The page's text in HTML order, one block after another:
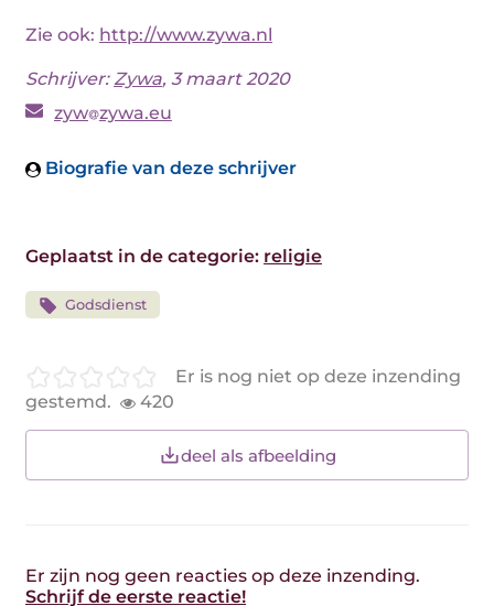
Zie ook: http://www.zywa.nl
Schrijver:Zywa, 3 maart 2020
zyw zywa.eu
Biografie van deze schrijver
Geplaatst in de categorie: religie
Godsdienst
Er is nog niet op deze inzending
gestemd.
420
deel als afbeelding
Er zijn nog geen reacties op deze inzending.
Schrijf de eerste reactie!